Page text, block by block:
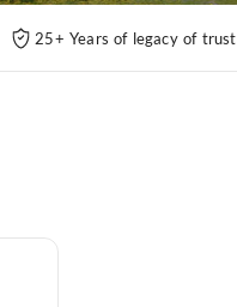
25+ Years of legacy of trust